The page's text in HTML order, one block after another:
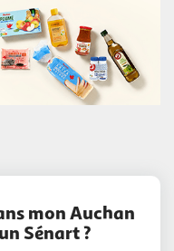
mon Auchan
Sénart ?